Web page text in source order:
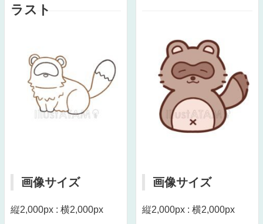
ラスト
画像サイズ
縦2,000px : 横2,000px
画像サイズ
縦2,000px : 横2,000px